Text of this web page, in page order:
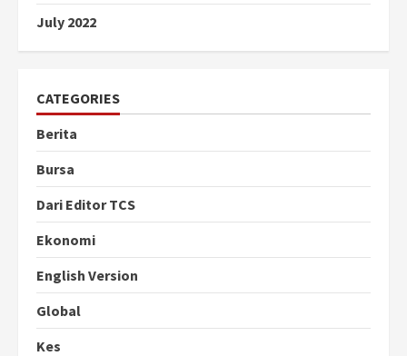
July 2022
CATEGORIES
Berita
Bursa
Dari Editor TCS
Ekonomi
English Version
Global
Kes